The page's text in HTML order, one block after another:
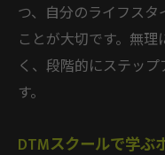
DTMスクー
テップ
つ、自分のライフス
ことが大切です。無
く、段階的にステッ
す。
DTMスクールで学ぶ